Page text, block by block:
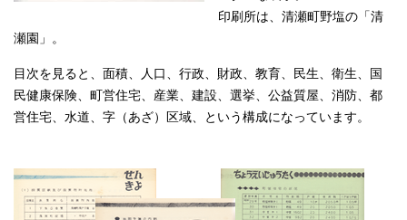
印刷所は、清瀬町野塩の「清
瀬園」。
目次を見ると、面積、人口、行政、財政、教育、民生、衛生、国
民健康保険、町営住宅、産業、建設、選挙、公益質屋、消防、都
営住宅、水道、字（あざ）区域、という構成になっています。